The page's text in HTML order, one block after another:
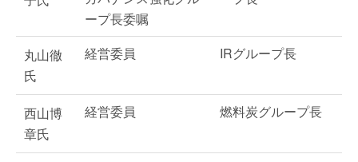
ープ長委嘱
丸山徹
氏
経営委員 IRグループ長
西山博
章氏
経営委員 燃料炭グループ長